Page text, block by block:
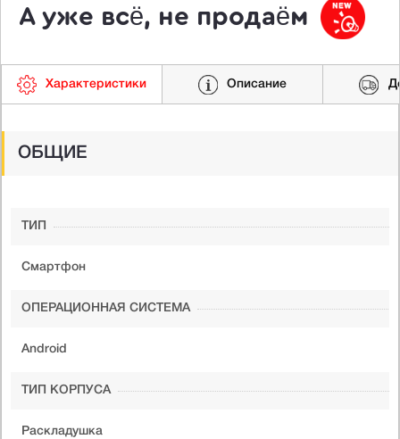
А уже всё, не продаём
Характеристики Описание
ОБЩИЕ
ТИП
Cмартфон
ОПЕРАЦИОННАЯ СИСТЕМА
Android
ТИП КОРПУСА
Раскладушка